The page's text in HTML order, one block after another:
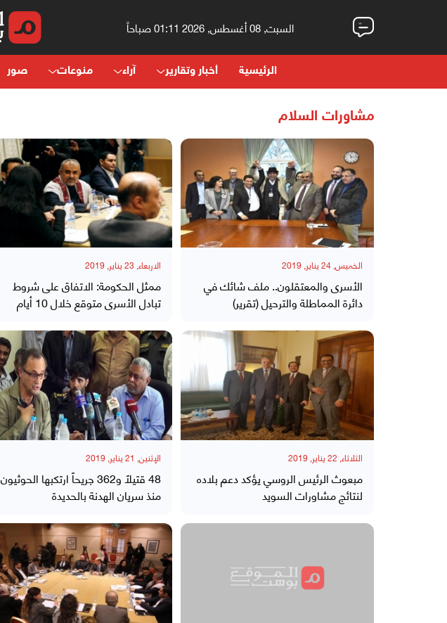
السبت, 08 أغسطس, 2026 01:11 صباحاً
الرئيسية أخبار وتقارير آراء منوعات صور
مشاورات السلام
الخميس, 24 يناير, 2019
الأسرى والمعتقلون.. ملف شائك في
دائرة المماطلة والترحيل (تقرير)
الاربعاء, 23 يناير, 2019
ممثل الحكومة: الاتفاق على شروط
تبادل الأسرى متوقع خلال 10 أيام
الثلاثاء, 22 يناير, 2019
مبعوث الرئيس الروسي يؤكد دعم بلاده
لنتائج مشاورات السويد
الإثنين, 21 يناير, 2019
48 قتيلاً و362 جريحاً ارتكبها الحوثيون
منذ سريان الهدنة بالحديدة